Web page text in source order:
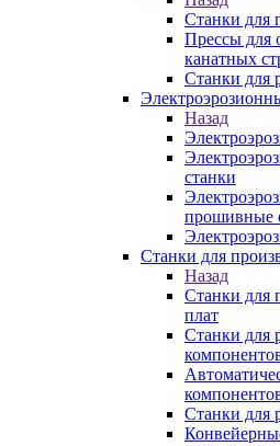
Станки для
Прессы для
канатных
Станки для
Назад
станки
прошивные
Станки для
Назад
Станки для
плат
Станки для
Станки для